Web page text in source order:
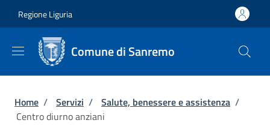
Regione Liguria
Comune di Sanremo
Briciole di pane
Home / Servizi / Salute, benessere e assistenza /
Centro diurno anziani